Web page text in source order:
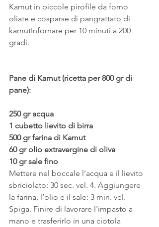
Kamut in piccole pirofile da forno
oliate e cosparse di pangrattato di
kamutInfornare per 10 minuti a 200
gradi.
Pane di Kamut (ricetta per 800 gr di
pane):
250 gr acqua
1 cubetto lievito di birra
500 gr farina di Kamut
60 gr olio extravergine di oliva
10 gr sale fino
Mettere nel boccale l’acqua e il lievito
sbriciolato: 30 sec. vel. 4. Aggiungere
la farina, l’olio e il sale: 3 min. vel.
Spiga. Finire di lavorare l'impasto a
mano e trasferirlo in una ciotola